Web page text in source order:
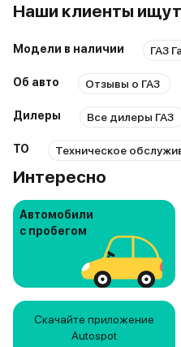
Наши клиенты ищут
Модели в наличии ГАЗ
Об авто Отзывы о ГАЗ
Дилеры Все дилеры ГАЗ
ТО Техническое
Интересно
Автомобили
с пробегом
Скачайте приложение
Autospot